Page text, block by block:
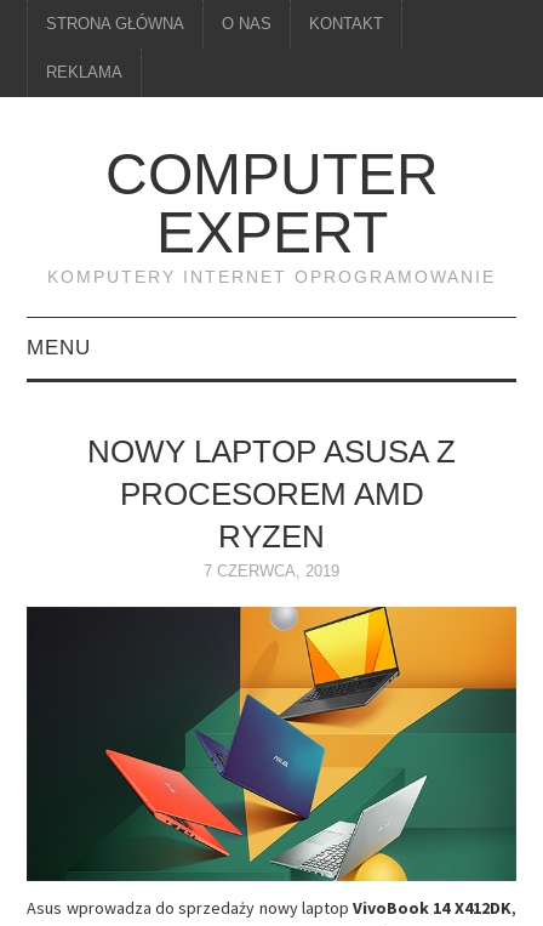
STRONA GŁÓWNA O NAS KONTAKT
REKLAMA
COMPUTER
EXPERT
KOMPUTERY INTERNET OPROGRAMOWANIE
MENU
DRUKARKI
NOWY LAPTOP ASUSA Z
PROCESOREM AMD
RYZEN
7 CZERWCA, 2019
Asus wprowadza do sprzedaży nowy laptopVivoBook 14 X412DK,